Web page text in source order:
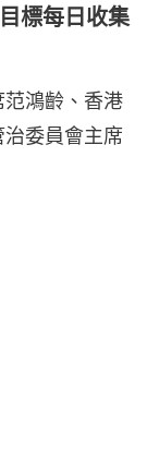
標每日收集
鴻齡、香港
委員會主席